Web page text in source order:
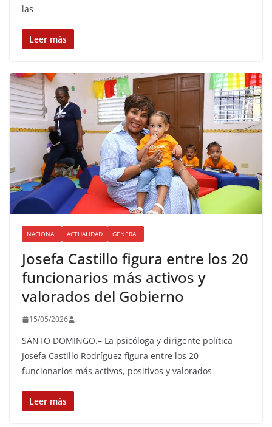
las
Leer más
NACIONAL ACTUALIDAD GENERAL
Josefa Castillo figura entre los 20
funcionarios más activos y
valorados del Gobierno
15/05/2026 .
SANTO DOMINGO.– La psicóloga y dirigente política
Josefa Castillo Rodríguez figura entre los 20
funcionarios más activos, positivos y valorados
Leer más